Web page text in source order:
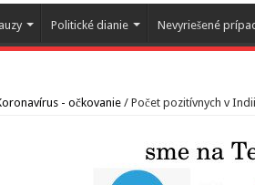
Politické dianie Nevyriešené
- očkovanie / Počet pozitívnych v